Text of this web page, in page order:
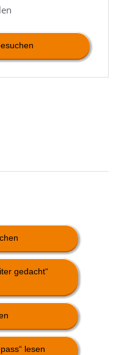
gedacht“
lesen